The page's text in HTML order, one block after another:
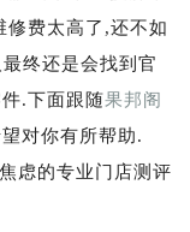
修费太高了,还不如
终还是会找到官
.下面跟随果邦阁
对你有所帮助.
虑的专业门店测评